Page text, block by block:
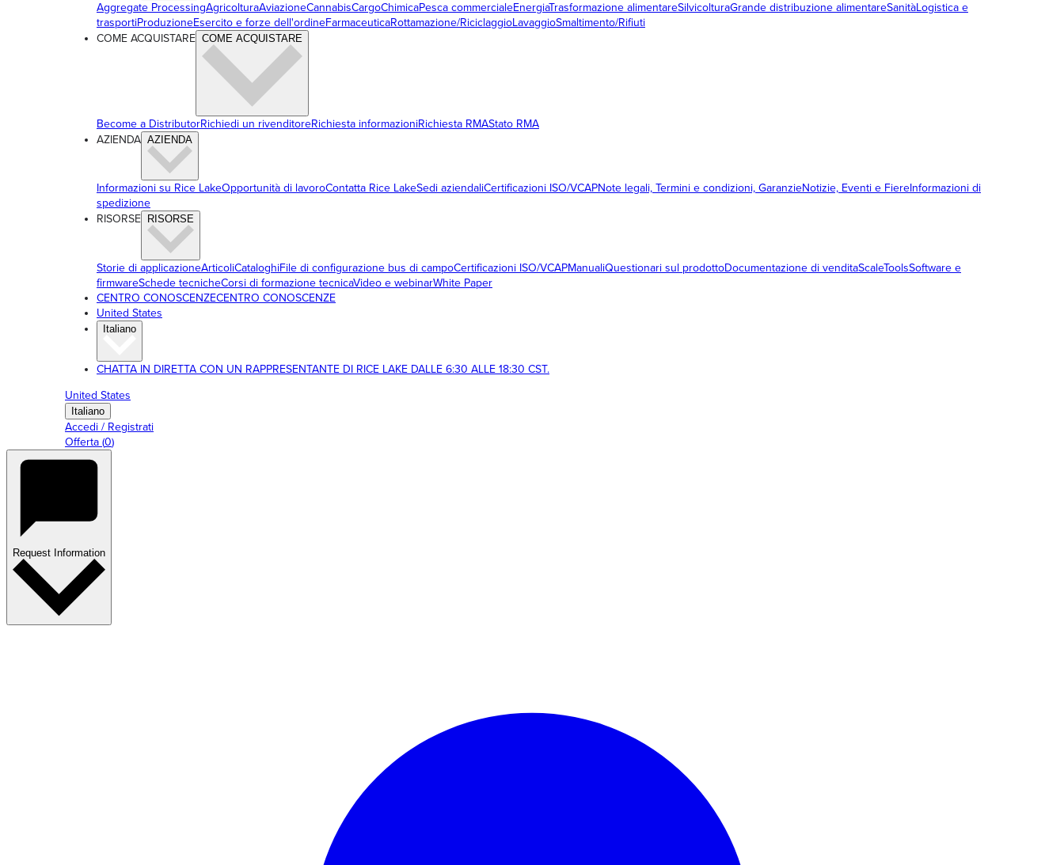
Aggregate ProcessingAgricolturaAviazioneCannabisCargoChimicaPesca commercialeEnergiaTrasformazione alimentareSilvicolturaGrande distribuzione alimentareSanitàLogistica e
trasportiProduzioneEsercito e forze dell'ordineFarmaceuticaRottamazione/RiciclaggioLavaggioSmaltimento/Rifiuti
COME ACQUISTARE COME ACQUISTARE
Become a DistributorRichiedi un rivenditoreRichiesta informazioniRichiesta RMAStato RMA
AZIENDA AZIENDA
Informazioni su Rice LakeOpportunità di lavoroContatta Rice LakeSedi aziendaliCertificazioni ISO/VCAPNote legali, Termini e condizioni, GaranzieNotizie, Eventi e FiereInformazioni di
spedizione
RISORSE
RISORSE
Storie di applicazioneArticoliCataloghiFile di configurazione bus di campoCertificazioni ISO/VCAPManualiQuestionari sul prodottoDocumentazione di venditaScaleToolsSoftware e
firmwareSchede tecnicheCorsi di formazione tecnicaVideo e webinarWhite Paper
CENTRO CONOSCENZECENTRO CONOSCENZE
United States
Italiano
CHATTA IN DIRETTA CON UN RAPPRESENTANTE DI RICE LAKE DALLE 6:30 ALLE 18:30 CST.
United States
Italiano
Accedi / Registrati
Offerta (0)
Request Information